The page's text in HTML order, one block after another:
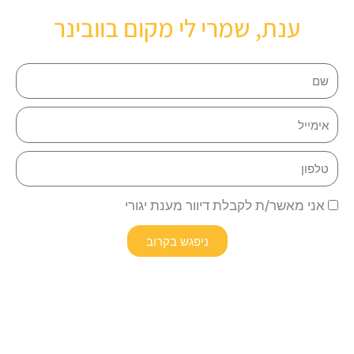
ענת, שמרי לי מקום בוובינר
אני מאשר/ת לקבלת דיוור מענת יגורי
ניפגש בקרוב